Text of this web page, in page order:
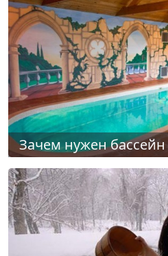
Зачем нужен бассейн